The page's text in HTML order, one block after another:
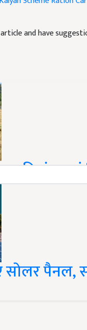
and have
यंत्र
पैनल,